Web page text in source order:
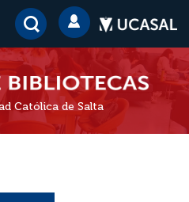
Católica de Salta